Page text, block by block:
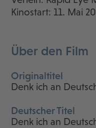
Kinostart: 11. Mai
Über den Film
Originaltitel
Denk ich an
Deutscher Titel
Denk ich an